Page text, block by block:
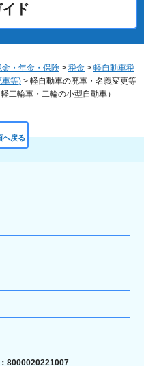
ド
金・年金・保険 > 税金 > 軽自動車税
車等) > 軽自動車の廃車・名義変更等
二輪車・二輪の小型自動車）
へ戻る
8000020221007